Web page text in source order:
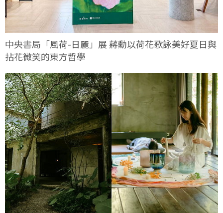
中央書局「風荷-日麗」展 蔣勳以荷花歌詠美好夏日與
拈花微笑的東方哲學